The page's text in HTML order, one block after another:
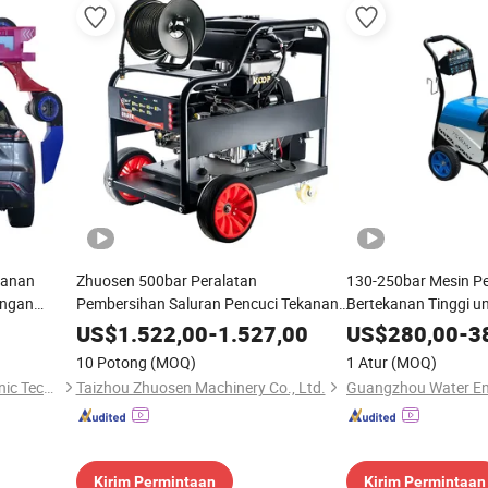
Shandong Pasfender Electronic Technology Co., Ltd
Zhuosen 500bar Peralatan
Pembersihan Saluran Pencuci Tekanan
Tinggi Zx-7250df
US$1.522,00-1.527,00
10 Potong (MOQ)
Taizhou Zhuosen Machinery Co., Ltd.
Kirim Permintaan
130-250bar Mesin
Bertekanan Tinggi
Kekuatan Besar
US$280,00-
1 Atur (MOQ)
Kirim Permintaan